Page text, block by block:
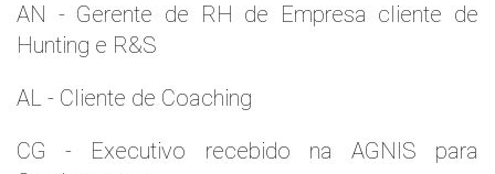
AN - Gerente de RH de Empresa cliente de
Hunting e R&S
AL - Cliente de Coaching
CG - Executivo recebido na AGNIS para